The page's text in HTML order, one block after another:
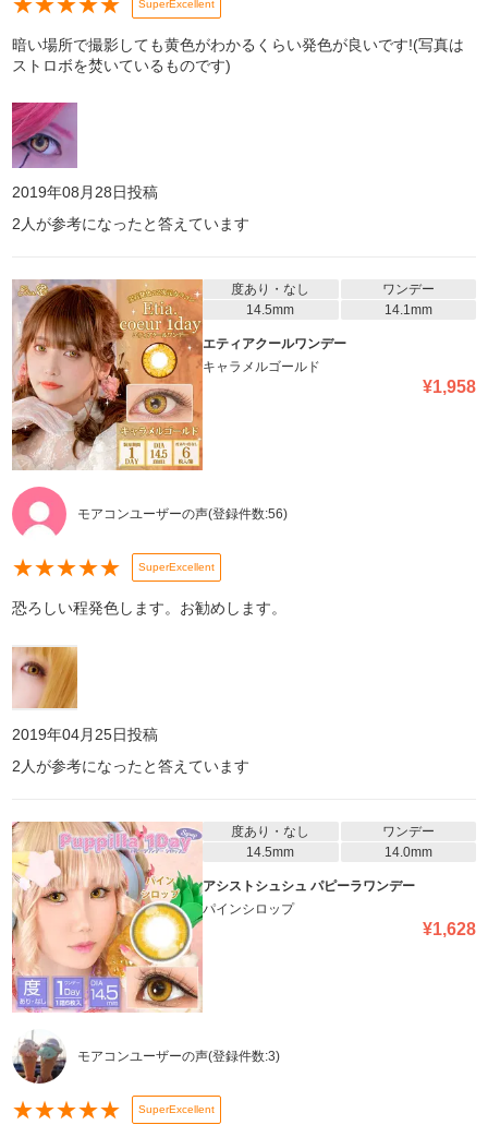
SuperExcellent
暗い場所で撮影しても黄色がわかるくらい発色が良いです!(写真は
ストロボを焚いているものです)
2019年08月28日投稿
2 人が参考になったと答えています
度あり・なし
ワンデー
14.5mm
14.1mm
エティアクールワンデー
キャラメルゴールド
¥1,958
モアコンユーザーの声(登録件数:56)
★★★★★ SuperExcellent
恐ろしい程発色します。お勧めします。
2019年04月25日投稿
2 人が参考になったと答えています
度あり・なし
ワンデー
14.5mm
14.0mm
アシストシュシュ パピーラワンデー
パインシロップ
¥1,628
モアコンユーザーの声(登録件数:3)
★★★★★ SuperExcellent